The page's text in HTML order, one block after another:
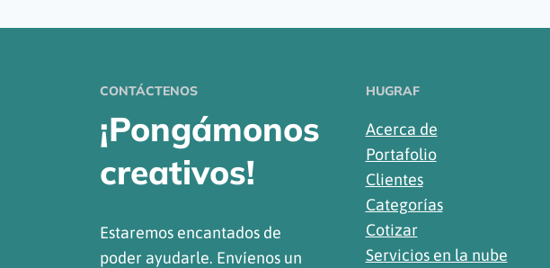
CONTÁCTENOS
¡Pongámonos
creativos!
Estaremos encantados de
poder ayudarle. Envíenos un
HUGRAF
Acerca de
Portafolio
Clientes
Categorías
Cotizar
Servicios en la nube